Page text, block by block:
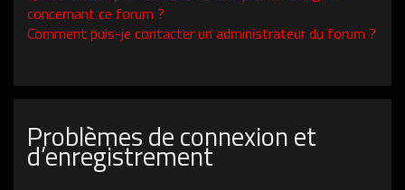
concernant ce forum ?
Comment puis-je contacter un administrateur du forum ?
Problèmes de connexion et
d’enregistrement